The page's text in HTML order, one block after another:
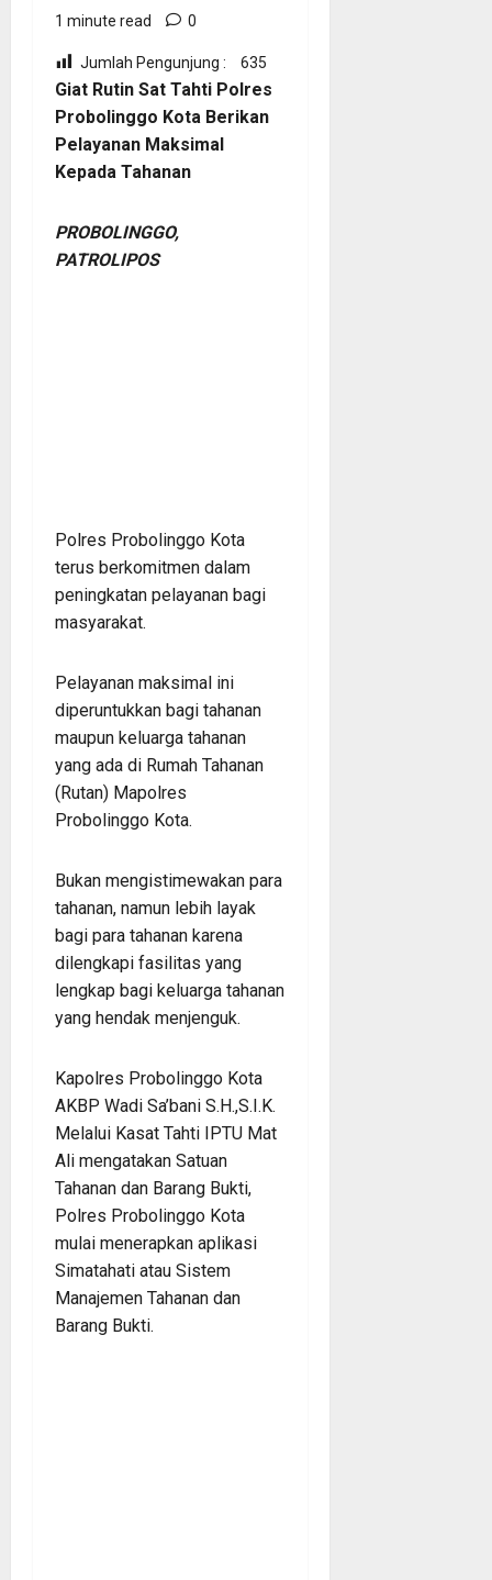
1 minute read
0
Jumlah Pengunjung : 635
Giat Rutin Sat Tahti Polres
Probolinggo Kota Berikan
Pelayanan Maksimal
Kepada Tahanan
PROBOLINGGO,
PATROLIPOS
Polres Probolinggo Kota
terus berkomitmen dalam
peningkatan pelayanan bagi
masyarakat.
Pelayanan maksimal ini
diperuntukkan bagi tahanan
maupun keluarga tahanan
yang ada di Rumah Tahanan
(Rutan) Mapolres
Probolinggo Kota.
Bukan mengistimewakan para
tahanan, namun lebih layak
bagi para tahanan karena
dilengkapi fasilitas yang
lengkap bagi keluarga tahanan
yang hendak menjenguk.
Kapolres Probolinggo Kota
AKBP Wadi Sa’bani S.H.,S.I.K.
Melalui Kasat Tahti IPTU Mat
Ali mengatakan Satuan
Tahanan dan Barang Bukti,
Polres Probolinggo Kota
mulai menerapkan aplikasi
Simatahati atau Sistem
Manajemen Tahanan dan
Barang Bukti.